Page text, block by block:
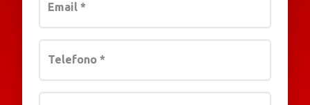
Email *
Telefono *